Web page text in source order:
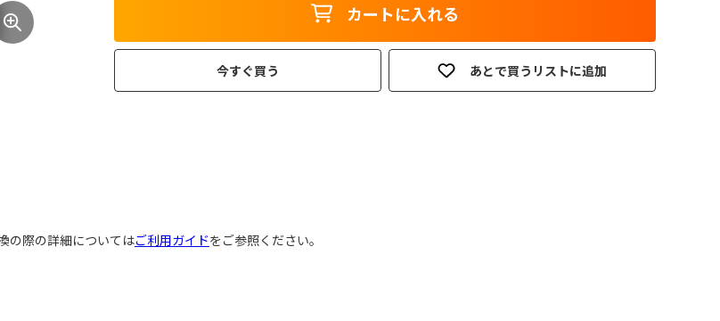
カートに入れる
今すぐ買う あとで買うリストに追加
の際の詳細についてはご利用ガイドをご参照ください。